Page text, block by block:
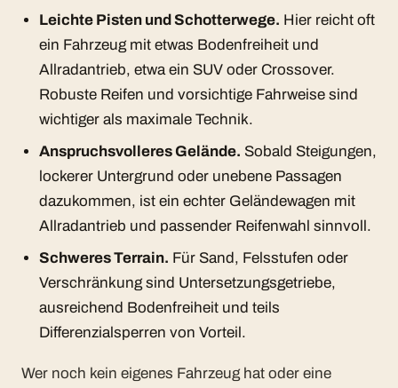
Leichte Pisten und Schotterwege. Hier reicht oft
ein Fahrzeug mit etwas Bodenfreiheit und
Allradantrieb, etwa ein SUV oder Crossover.
Robuste Reifen und vorsichtige Fahrweise sind
wichtiger als maximale Technik.
Anspruchsvolleres Gelände. Sobald Steigungen,
lockerer Untergrund oder unebene Passagen
dazukommen, ist ein echter Geländewagen mit
Allradantrieb und passender Reifenwahl sinnvoll.
Schweres Terrain. Für Sand, Felsstufen oder
Verschränkung sind Untersetzungsgetriebe,
ausreichend Bodenfreiheit und teils
Differenzialsperren von Vorteil.
Wer noch kein eigenes Fahrzeug hat oder eine